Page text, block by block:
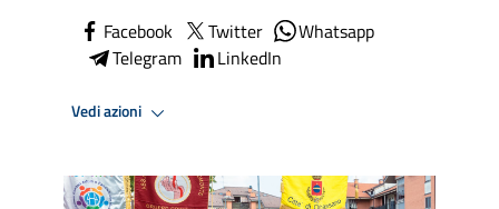
Facebook Twitter
Whatsapp
Telegram
LinkedIn
Vedi azioni